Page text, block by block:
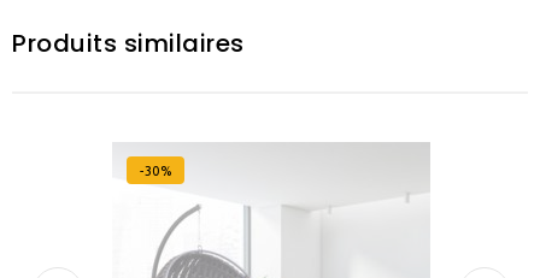
Produits similaires
-30%